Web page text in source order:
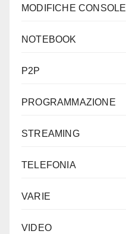
MODIFICHE CONSOLE
NOTEBOOK
P2P
PROGRAMMAZIONE
STREAMING
TELEFONIA
VARIE
VIDEO